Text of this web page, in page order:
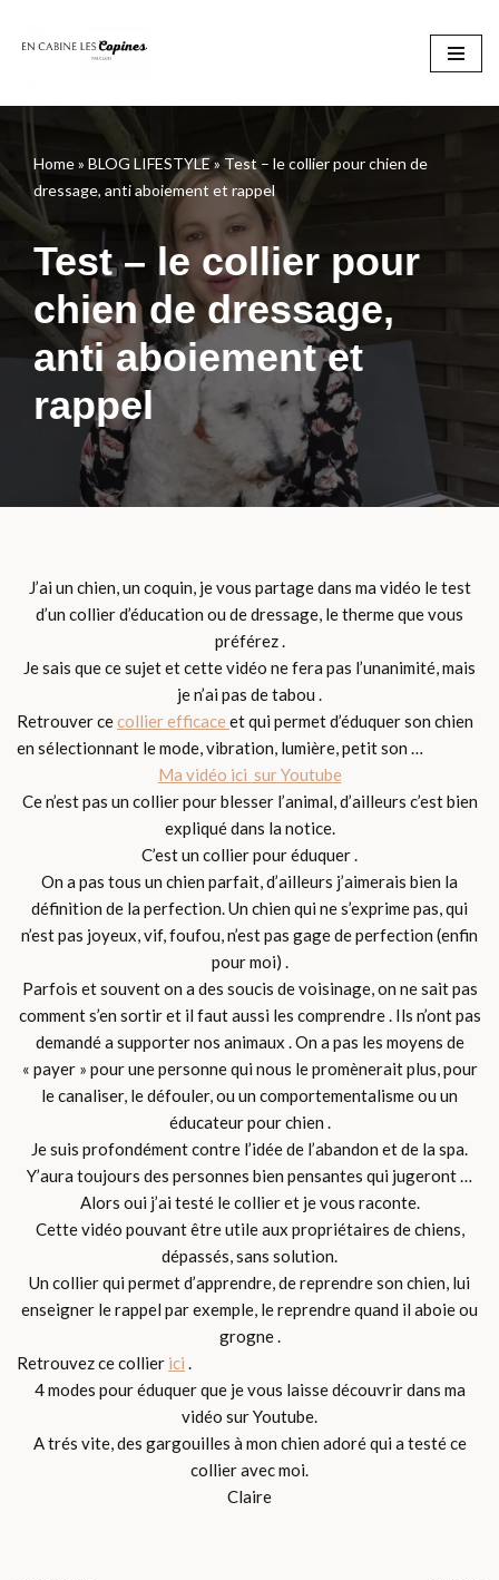
Home» BLOG LIFESTYLE» Test – le collier pour chien de
dressage, anti aboiement et rappel
Test – le collier pour
chien de dressage,
anti aboiement et
rappel
J’ai un chien, un coquin, je vous partage dans ma vidéo le test
d’un collier d’éducation ou de dressage, le therme que vous
préférez .
Je sais que ce sujet et cette vidéo ne fera pas l’unanimité, mais
je n’ai pas de tabou .
Retrouver cecollier efficace et qui permet d’éduquer son chien
en sélectionnant le mode, vibration, lumière, petit son …
Ma vidéo ici sur Youtube
Ce n’est pas un collier pour blesser l’animal, d’ailleurs c’est bien
expliqué dans la notice.
C’est un collier pour éduquer .
On a pas tous un chien parfait, d’ailleurs j’aimerais bien la
définition de la perfection. Un chien qui ne s’exprime pas, qui
n’est pas joyeux, vif, foufou, n’est pas gage de perfection (enfin
pour moi) .
Parfois et souvent on a des soucis de voisinage, on ne sait pas
comment s’en sortir et il faut aussi les comprendre . Ils n’ont pas
demandé a supporter nos animaux . On a pas les moyens de
« payer » pour une personne qui nous le promènerait plus, pour
le canaliser, le défouler, ou un comportementalisme ou un
éducateur pour chien .
Je suis profondément contre l’idée de l’abandon et de la spa.
Y’aura toujours des personnes bien pensantes qui jugeront …
Alors oui j’ai testé le collier et je vous raconte.
Cette vidéo pouvant être utile aux propriétaires de chiens,
dépassés, sans solution.
Un collier qui permet d’apprendre, de reprendre son chien, lui
enseigner le rappel par exemple, le reprendre quand il aboie ou
grogne .
Retrouvez ce collier ici .
4 modes pour éduquer que je vous laisse découvrir dans ma
vidéo sur Youtube.
A trés vite, des gargouilles à mon chien adoré qui a testé ce
collier avec moi.
Claire